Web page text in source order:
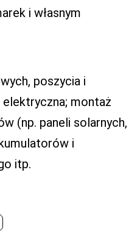
i własnym
poszycia i
montaż
(np. paneli solarnych,
i
itp.